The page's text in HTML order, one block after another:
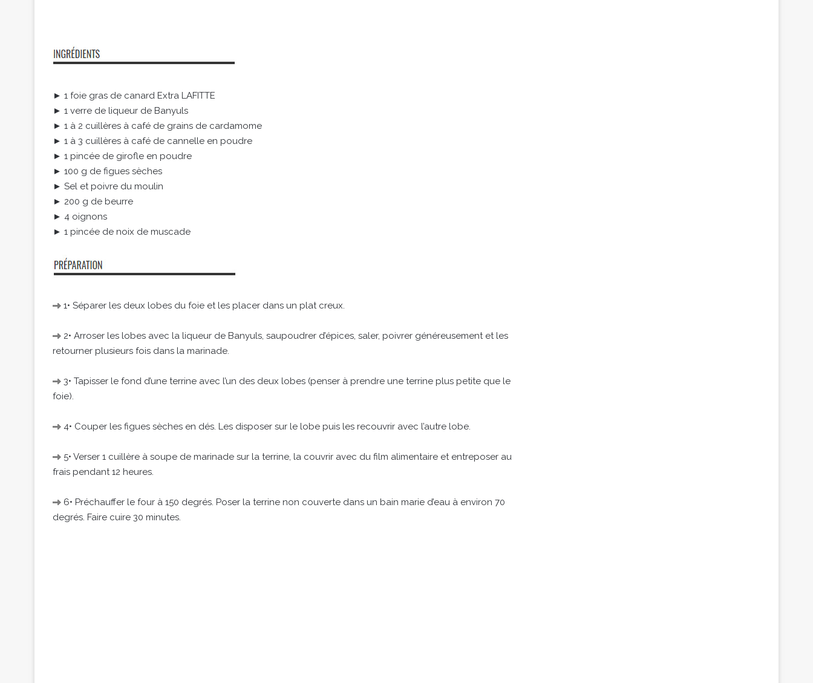
► 1 foie gras de canard Extra LAFITTE
► 1 verre de liqueur de Banyuls
► 1 à 2 cuillères à café de grains de cardamome
► 1 à 3 cuillères à café de cannelle en poudre
► 1 pincée de girofle en poudre
► 100 g de figues sèches
► Sel et poivre du moulin
► 200 g de beurre
► 4 oignons
► 1 pincée de noix de muscade
1• Séparer les deux lobes du foie et les placer dans un plat creux.
2• Arroser les lobes avec la liqueur de Banyuls, saupoudrer d’épices, saler, poivrer généreusement et les
retourner plusieurs fois dans la marinade.
3• Tapisser le fond d’une terrine avec l’un des deux lobes (penser à prendre une terrine plus petite que le
foie).
4• Couper les figues sèches en dés. Les disposer sur le lobe puis les recouvrir avec l’autre lobe.
5• Verser 1 cuillère à soupe de marinade sur la terrine, la couvrir avec du film alimentaire et entreposer au
frais pendant 12 heures.
6• Préchauffer le four à 150 degrés. Poser la terrine non couverte dans un bain marie d’eau à environ 70
degrés. Faire cuire 30 minutes.